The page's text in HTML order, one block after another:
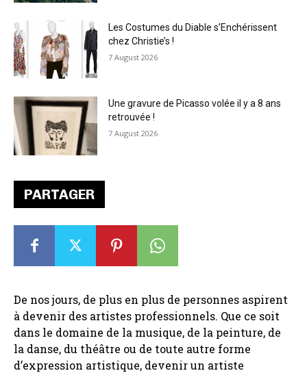
PARTAGER
De nos jours, de plus en plus de personnes aspirent
à devenir des artistes professionnels. Que ce soit
dans le domaine de la musique, de la peinture, de
la danse, du théâtre ou de toute autre forme
d’expression artistique, devenir un artiste
Les Costumes du Diable s’Enchérissent
chez Christie’s !
7 August 2026
Une gravure de Picasso volée il y a 8 ans
retrouvée !
7 August 2026